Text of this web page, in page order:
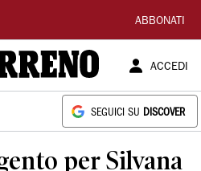
ABBONATI
ACCEDI
SEGUICI SU DISCOVER
per Silvana